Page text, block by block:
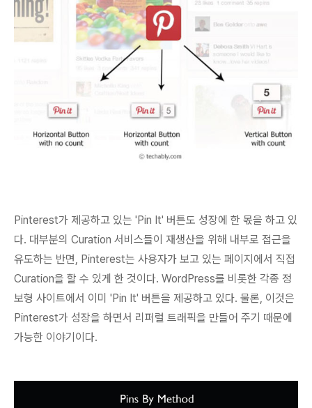
Pinterest가 제공하고 있는 'Pin It' 버튼도 성장에 한 몫을 하고 있
다. 대부분의 Curation 서비스들이 재생산을 위해 내부로 접근을
유도하는 반면, Pinterest는 사용자가 보고 있는 페이지에서 직접
Curation을 할 수 있게 한 것이다. WordPress를 비롯한 각종 정
보형 사이트에서 이미 'Pin It' 버튼을 제공하고 있다. 물론, 이것은
Pinterest가 성장을 하면서 리퍼럴 트래픽을 만들어 주기 때문에
가능한 이야기이다.